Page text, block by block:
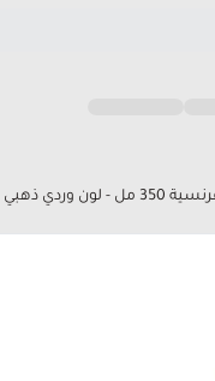
وردي ذهبي